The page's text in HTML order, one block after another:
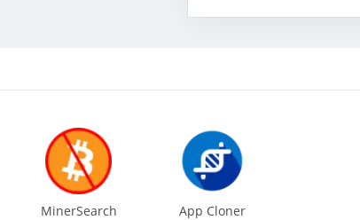
MinerSearch App Cloner